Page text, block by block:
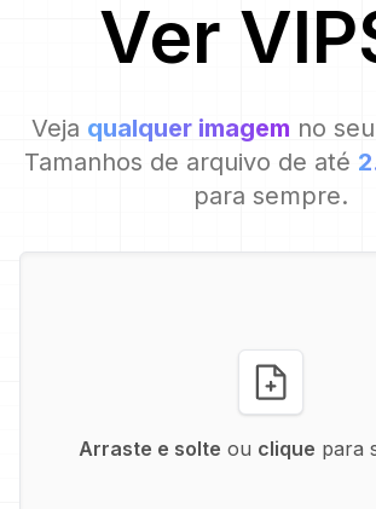
Ver
Veja qualquer imagem no
Tamanhos de arquivo de até
para sempre.
Arraste e solte ou clique para